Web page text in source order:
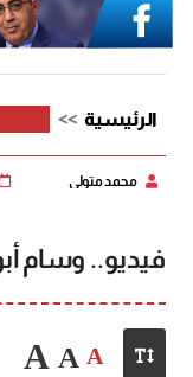
الرئيسية
محمد متولي
فيديو.. وسام
A
A
A